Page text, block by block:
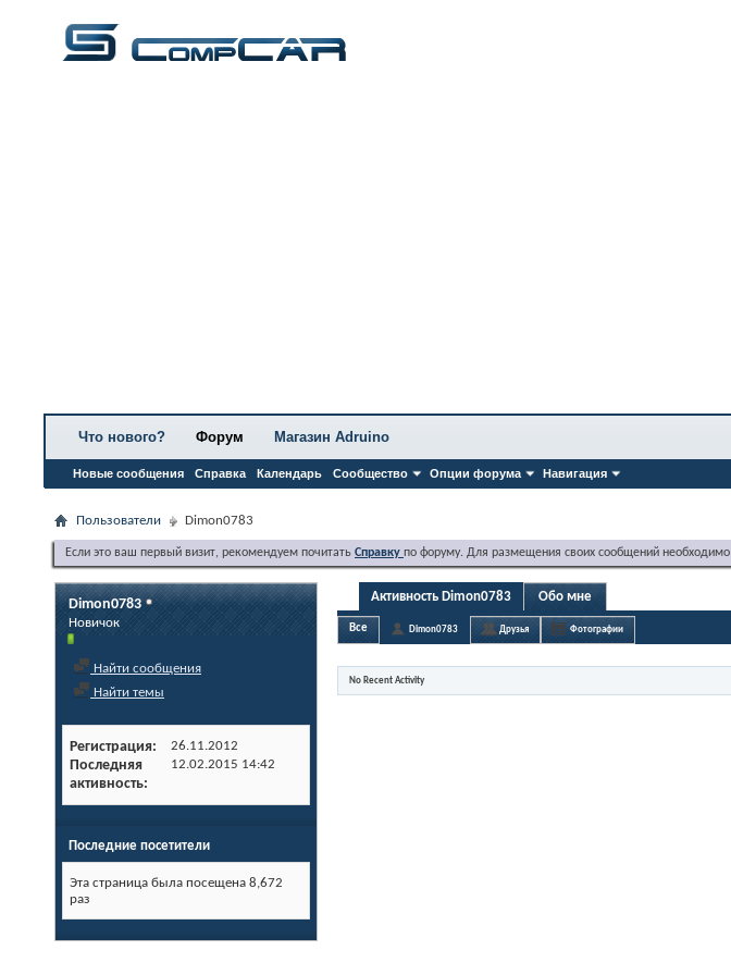
Что нового? Форум
Новые сообщения Справка Календарь Сообщество Опции форума Навигация
Магазин Adruino
Пользователи Dimon0783
Если это ваш первый визит, рекомендуем почитать Справку по форуму. Для размещения своих сообщений необходимо
Dimon0783
Новичок
Найти сообщения
Найти темы
Регистрация 26.11.2012
Последняя
активность
12.02.2015 14:42
Последние посетители
Эта страница была посещена 8,672
раз
Активность Dimon0783 Обо мне
Все Dimon0783 Друзья Фотографии
No Recent Activity